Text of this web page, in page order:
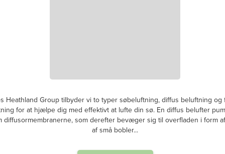
Heathland Group tilbyder vi to typer søbeluftning, diffus beluftning og
for at hjælpe dig med effektivt at lufte din sø. En diffus belufter
diffusormembranerne, som derefter bevæger sig til overfladen i form
af små bobler...